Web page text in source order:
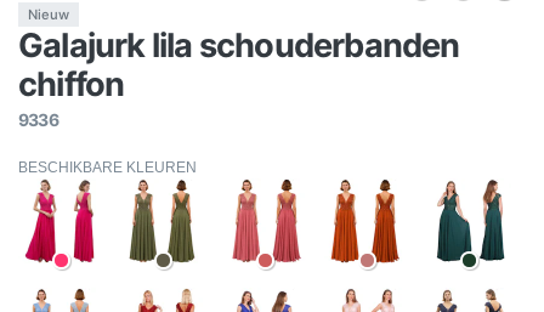
Nieuw
Galajurk lila schouderbanden
chiffon
9336
BESCHIKBARE KLEUREN